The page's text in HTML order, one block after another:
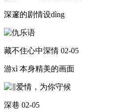
深邃的剧情设dìng
藏不住心中深情 02-05
游xì 本身精美的画面
深巷 02-05